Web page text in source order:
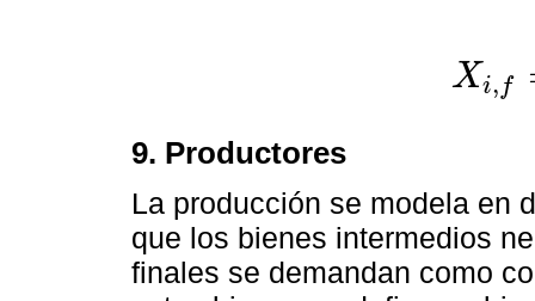
Xi, f
Xi,f=α ∑k
9. Productores
La producción se modela en
que los bienes intermedios
finales se demandan como